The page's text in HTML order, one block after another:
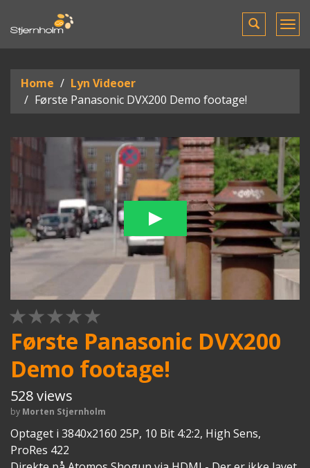
Toggle
search
Home
Lyn Videoer
Første Panasonic DVX200 Demo footage!
Første Panasonic DVX200
Demo footage!
528 views
by Morten Stjernholm
Optaget i 3840x2160 25P, 10 Bit 4:2:2, High Sens,
ProRes 422